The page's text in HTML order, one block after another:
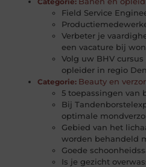
Field Service
Verbeter je
een vacature bij
Volg uw BHV
opleider in regio
Categorie: Beauty en
5 toepassingen van
Bij
optimale
Gebied van het
worden behandeld
Goede
Is je gezicht